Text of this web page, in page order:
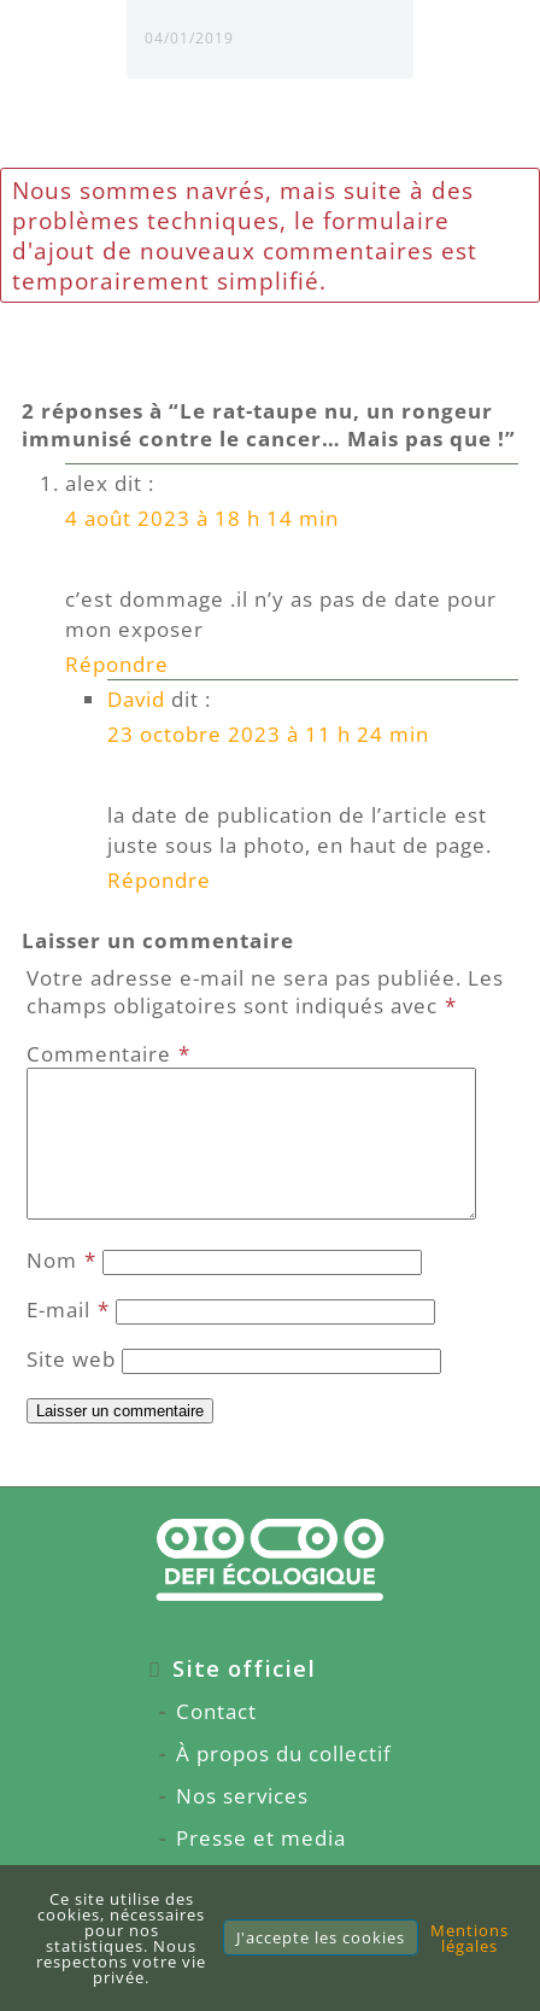
04/01/2019
Nous sommes navrés, mais suite à des
problèmes techniques, le formulaire
d'ajout de nouveaux commentaires est
temporairement simplifié.
2 réponses à “Le rat-taupe nu, un rongeur
immunisé contre le cancer… Mais pas que !”
alex dit :
4 août 2023 à 18 h 14 min
c’est dommage .il n’y as pas de date pour
mon exposer
Répondre
David dit :
23 octobre 2023 à 11 h 24 min
la date de publication de l’article est
juste sous la photo, en haut de page.
Répondre
Laisser un commentaire
Votre adresse e-mail ne sera pas publiée. Les
champs obligatoires sont indiqués avec *
Commentaire *
Nom *
E-mail *
Site web
Site officiel
Contact
À propos du collectif
Nos services
Presse et media
Rejoindre l'équipe
Ce site utilise des
cookies, nécessaires
pour nos
statistiques. Nous
respectons votre vie
privée.
J'accepte les cookies Mentions
légales